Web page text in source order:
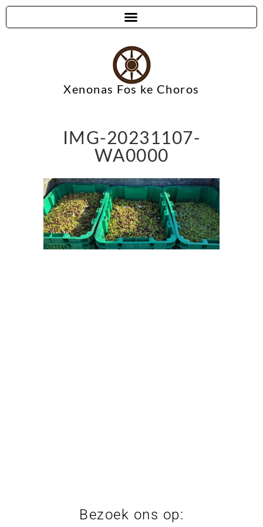
Xenonas Fos ke Choros
IMG-20231107-
WA0000
Bezoek ons op: